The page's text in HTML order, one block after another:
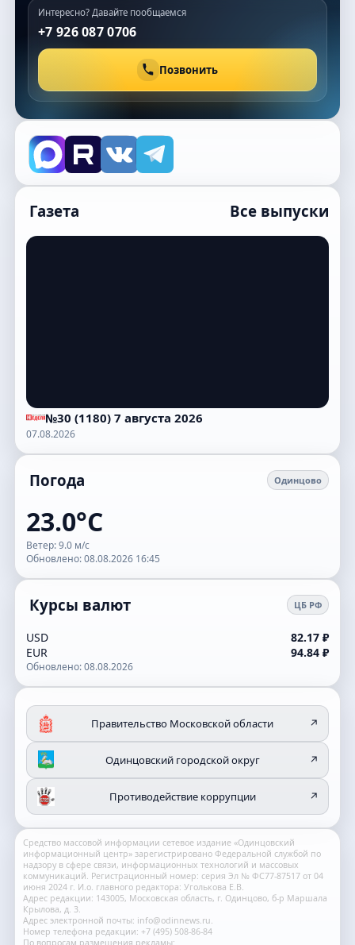
Интересно? Давайте пообщаемся
+7 926 087 0706
Позвонить
Газета Все выпуски
№30 (1180) 7 августа 2026
07.08.2026
Погода Одинцово
23.0°C
Ветер: 9.0 м/с
Обновлено: 08.08.2026 16:45
Курсы валют ЦБ РФ
USD
82.17 ₽
EUR
94.84 ₽
Обновлено: 08.08.2026
Правительство Московской области ↗
Одинцовский городской округ ↗
Противодействие коррупции ↗
Средство массовой информации сетевое издание «Одинцовский
информационный центр» зарегистрировано Федеральной службой по
надзору в сфере связи, информационных технологий и массовых
коммуникаций. Регистрационный номер: серия Эл № ФС77-87517 от 04
июня 2024 г. И.о. главного редактора: Уголькова Е.В.
Адрес редакции: 143005, Московская область, г. Одинцово, б-р Маршала
Крылова, д. 3.
Адрес электронной почты: info@odinnews.ru.
Номер телефона редакции: +7 (495) 508-86-84